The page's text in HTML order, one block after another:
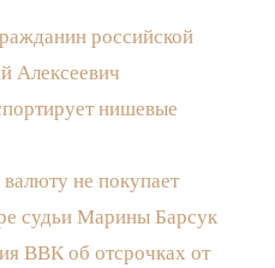
российской
Алексеевич
нишевые
не покупает
судьи Марины Барсук
ВВК об отсрочках от